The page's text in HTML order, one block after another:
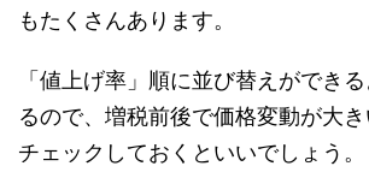
もたくさんあります。
「値上げ率」順に並び替えができ
るので、増税前後で価格変動が大
チェックしておくといいでしょう。